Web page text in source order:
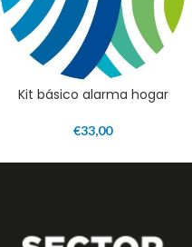
Kit básico alarma hogar
€33,00